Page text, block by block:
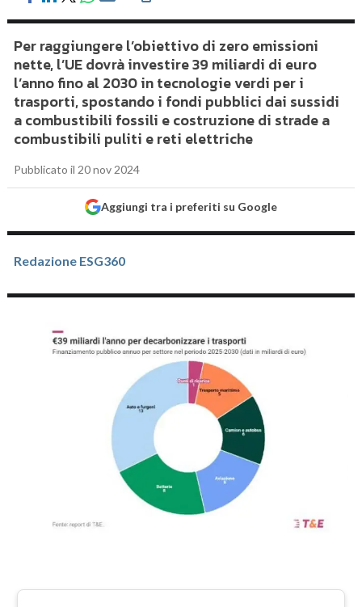
Per raggiungere l’obiettivo di zero emissioni
nette, l’UE dovrà investire 39 miliardi di euro
l’anno fino al 2030 in tecnologie verdi per i
trasporti, spostando i fondi pubblici dai sussidi
a combustibili fossili e costruzione di strade a
combustibili puliti e reti elettriche
Pubblicato il 20 nov 2024
Aggiungi tra i preferiti su Google
Redazione ESG360